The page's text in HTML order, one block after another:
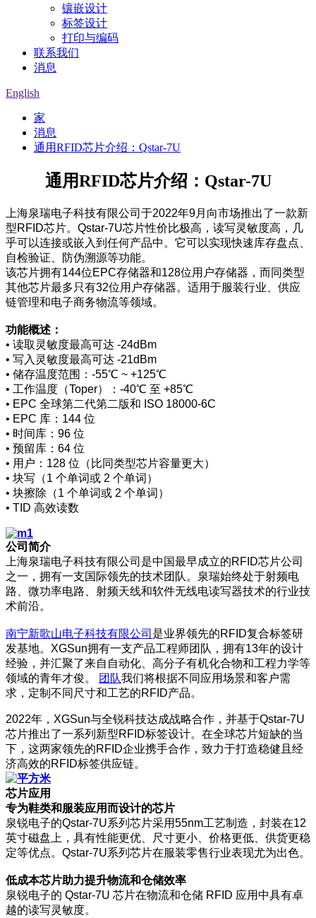
镶嵌设计
标签设计
打印与编码
联系我们
消息
English
家
消息
通用RFID芯片介绍：Qstar-7U
通用RFID芯片介绍：Qstar-7U
上海泉瑞电子科技有限公司于2022年9月向市场推出了一款新
型RFID芯片。Qstar-7U芯片性价比极高，读写灵敏度高，几
乎可以连接或嵌入到任何产品中。它可以实现快速库存盘点、
自检验证、防伪溯源等功能。
该芯片拥有144位EPC存储器和128位用户存储器，而同类型
其他芯片最多只有32位用户存储器。适用于服装行业、供应
链管理和电子商务物流等领域。
功能概述 ：
• 读取灵敏度最高可达 -24dBm
• 写入灵敏度最高可达 -21dBm
• 储存温度范围：-55℃ ~ +125℃
• 工作温度（Toper）：-40℃ 至 +85℃
• EPC 全球第二代第二版和 ISO 18000-6C
• EPC 库：144 位
• 时间库：96 位
• 预留库：64 位
• 用户：128 位（比同类型芯片容量更大）
• 块写（1 个单词或 2 个单词）
• 块擦除（1 个单词或 2 个单词）
• TID 高效读数
公司简介
上海泉瑞电子科技有限公司是中国最早成立的RFID芯片公司
之一，拥有一支国际领先的技术团队。泉瑞始终处于射频电
路、微功率电路、射频天线和软件无线电读写器技术的行业技
术前沿。
南宁新歌山电子科技有限公司 是业界领先的RFID复合标签研
发基地。XGSun拥有一支产品工程师团队，拥有13年的设计
经验，并汇聚了来自自动化、高分子有机化合物和工程力学等
领域的青年才俊。
团队我们将根据不同应用场景和客户需
求，定制不同尺寸和工艺的RFID产品。
2022年，XGSun与全锐科技达成战略合作，并基于Qstar-7U
芯片推出了一系列新型RFID标签设计。在全球芯片短缺的当
下，这两家领先的RFID企业携手合作，致力于打造稳健且经
济高效的RFID标签供应链。
芯片应用
专为鞋类和服装应用而设计的芯片
泉锐电子的Qstar-7U系列芯片采用55nm工艺制造，封装在12
英寸磁盘上，具有性能更优、尺寸更小、价格更低、供货更稳
定等优点。Qstar-7U系列芯片在服装零售行业表现尤为出色。
低成本芯片助力提升物流和仓储效率
泉锐电子的 Qstar-7U 芯片在物流和仓储 RFID 应用中具有卓
越的读写灵敏度。